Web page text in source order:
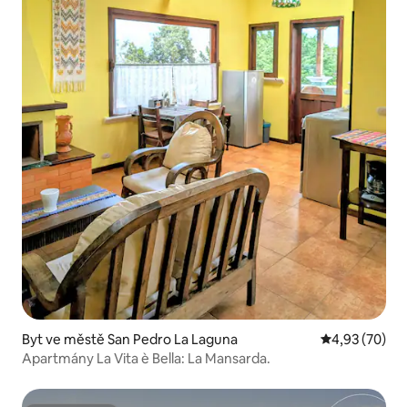
Byt ve městě San Pedro La Laguna Průměrné
4,93 (70)
Apartmány La Vita è Bella: La Mansarda.